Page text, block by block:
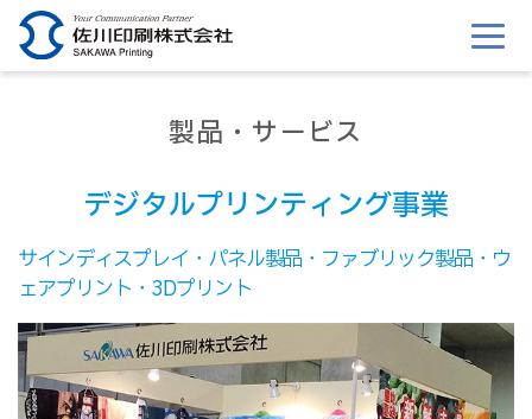
このページの本文へ移動
製品・サービス
デジタルプリンティング事業
サインディスプレイ・パネル製品・ファブリック製品・ウ
ェアプリント・3Dプリント